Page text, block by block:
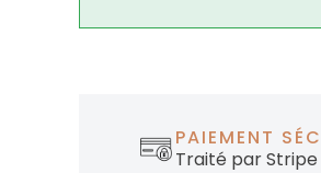
PAIEMENT
Traité par Stripe